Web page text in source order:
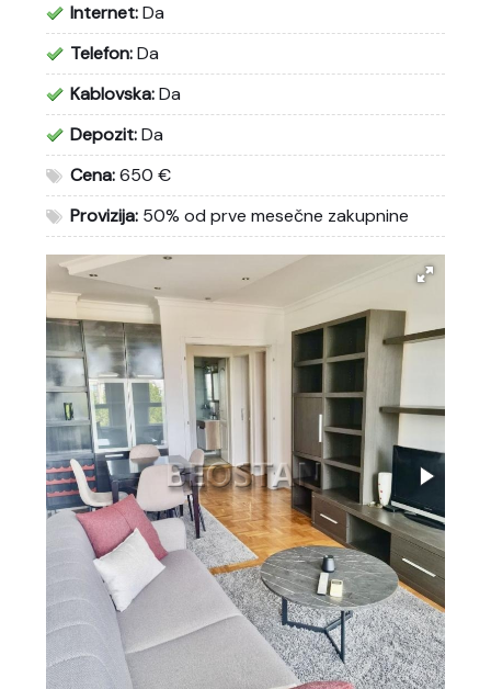
Internet:Da
Telefon:Da
Kablovska:Da
Depozit:Da
Cena:650 €
Provizija: 50% od prve mesečne zakupnine